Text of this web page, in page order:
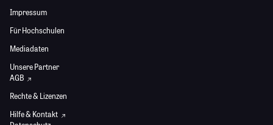
Impressum
Für Hochschulen
Mediadaten
Unsere Partner
AGB
Rechte & Lizenzen
Hilfe & Kontakt